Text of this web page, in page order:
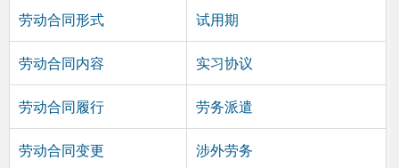
劳动合同形式 试用期
劳动合同内容 实习协议
劳动合同履行 劳务派遣
劳动合同变更 涉外劳务